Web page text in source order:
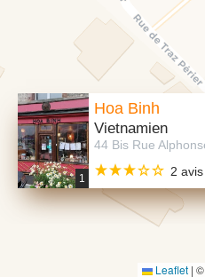
1
Hoa Binh
Vietnamien
2 avis
Leaflet | ©